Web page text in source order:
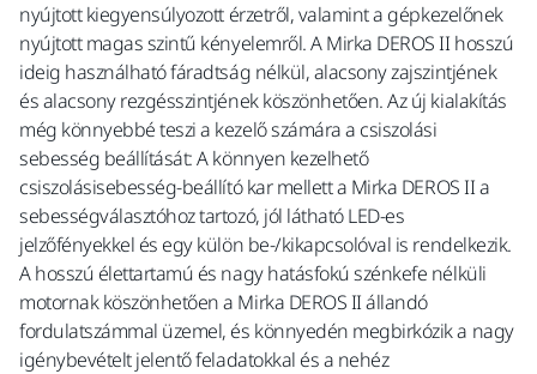
nyújtott kiegyensúlyozott érzetről, valamint a gépkezelőnek
nyújtott magas szintű kényelemről. A Mirka DEROS II hosszú
ideig használható fáradtság nélkül, alacsony zajszintjének
és alacsony rezgésszintjének köszönhetően. Az új kialakítás
még könnyebbé teszi a kezelő számára a csiszolási
sebesség beállítását: A könnyen kezelhető
csiszolásisebesség-beállító kar mellett a Mirka DEROS II a
sebességválasztóhoz tartozó, jól látható LED-es
jelzőfényekkel és egy külön be-/kikapcsolóval is rendelkezik.
A hosszú élettartamú és nagy hatásfokú szénkefe nélküli
motornak köszönhetően a Mirka DEROS II állandó
fordulatszámmal üzemel, és könnyedén megbirkózik a nagy
igénybevételt jelentő feladatokkal és a nehéz